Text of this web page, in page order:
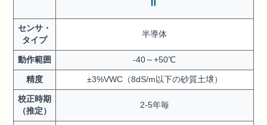
センサ・
タイプ
半導体
動作範囲 -40～+50℃
精度 ±3%VWC（8dS/m以下の砂質土壌）
校正時期
（推定）
2-5年毎